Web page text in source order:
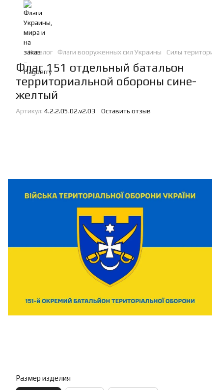
Каталог Флаги вооруженных сил Украины Силы
Флаг 151 отдельный батальон
территориальной обороны сине-
желтый
Артикул: 4.2.2.05.02.v2.03 Оставить отзыв
Размер изделия